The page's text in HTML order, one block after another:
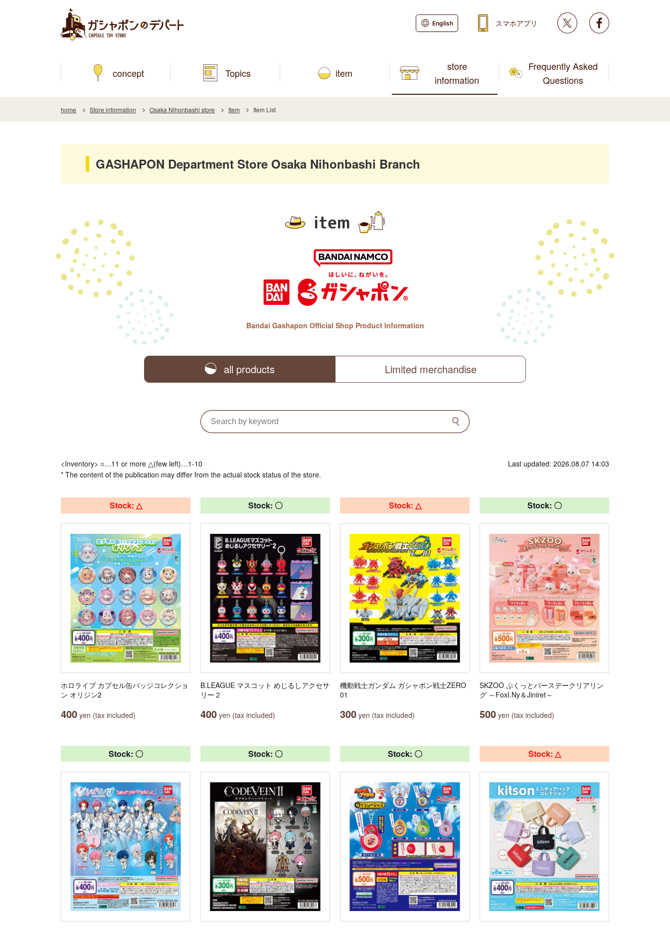
concept Topics item
store
information
Frequently Asked
Questions
English スマホアプリ Twitter
home Store information Osaka Nihonbashi store Item Item List
GASHAPON Department Store Osaka Nihonbashi Branch
item
Bandai Gashapon Official Shop Product Information
all products Limited merchandise
<Inventory> ○…11 or more △(few left)…1-10
* The content of the publication may differ from the actual stock status of the store.
Last updated: 2026.08.07 14:03
Stock: △
ホロライブ カプセル缶バッジコレクショ
ン オリジン2
400 yen (tax included)
Stock: 〇
B.LEAGUE マスコット めじるしアクセサ
リー２
400 yen (tax included)
Stock: △
機動戦士ガンダム ガシャポン戦士ZERO
01
300 yen (tax included)
Stock: 〇
SKZOO ぷくっとバースデークリアリン
グ ～FoxI.Ny＆Jiniret～
500 yen (tax included)
Stock: 〇 Stock: 〇 Stock: 〇 Stock: △